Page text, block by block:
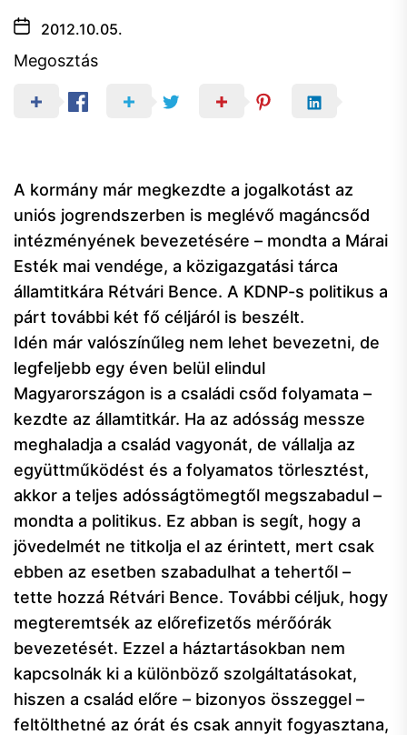
2012.10.05.
Megosztás
A kormány már megkezdte a jogalkotást az
uniós jogrendszerben is meglévő magáncsőd
intézményének bevezetésére – mondta a Márai
Esték mai vendége, a közigazgatási tárca
államtitkára Rétvári Bence. A KDNP-s politikus a
párt további két fő céljáról is beszélt.
Idén már valószínűleg nem lehet bevezetni, de
legfeljebb egy éven belül elindul
Magyarországon is a családi csőd folyamata –
kezdte az államtitkár. Ha az adósság messze
meghaladja a család vagyonát, de vállalja az
együttműködést és a folyamatos törlesztést,
akkor a teljes adósságtömegtől megszabadul –
mondta a politikus. Ez abban is segít, hogy a
jövedelmét ne titkolja el az érintett, mert csak
ebben az esetben szabadulhat a tehertől –
tette hozzá Rétvári Bence. További céljuk, hogy
megteremtsék az előrefizetős mérőórák
bevezetését. Ezzel a háztartásokban nem
kapcsolnák ki a különböző szolgáltatásokat,
hiszen a család előre – bizonyos összeggel –
feltölthetné az órát és csak annyit fogyasztana,